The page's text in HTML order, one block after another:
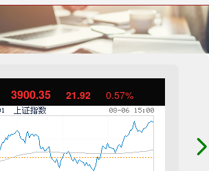
3900.35 21.92 0.57%